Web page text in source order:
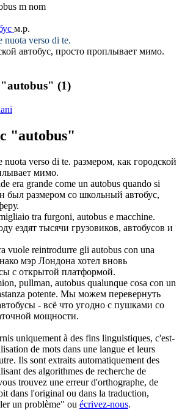
m nom
м.р.
nuota verso di te.
автобус, просто проплывает мимо.
"autobus" (1)
"autobus"
nuota verso di te. размером, как городской
мимо.
era grande come un autobus quando si
был размером со школьный автобус,
tra furgoni, autobus e macchine.
ездят тысячи грузовиков, автобусов и
vuole reintrodurre gli autobus con una
мэр Лондона хотел вновь
с открытой платформой.
pullman, autobus qualunque cosa con un
potente. Мы можем перевернуть
- всё что угодно с пушками со
мощности.
uniquement à des fins linguistiques, c'est-
de mots dans une langue et leurs
Ils sont extraits automatiquement des
des algorithmes de recherche de
trouvez une erreur d'orthographe, de
dans l'original ou dans la traduction,
un problème" ou écrivez-nous.